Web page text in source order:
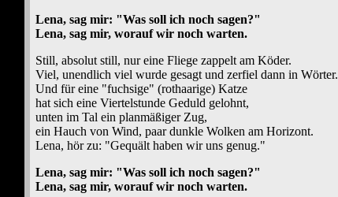
Lena, sag mir: "Was soll ich noch sagen?"
Lena, sag mir, worauf wir noch warten.
Still, absolut still, nur eine Fliege zappelt am Köder.
Viel, unendlich viel wurde gesagt und zerfiel dann in Wörter.
Und für eine "fuchsige" (rothaarige) Katze
hat sich eine Viertelstunde Geduld gelohnt,
unten im Tal ein planmäßiger Zug,
ein Hauch von Wind, paar dunkle Wolken am Horizont.
Lena, hör zu: "Gequält haben wir uns genug."
Lena, sag mir: "Was soll ich noch sagen?"
Lena, sag mir, worauf wir noch warten.